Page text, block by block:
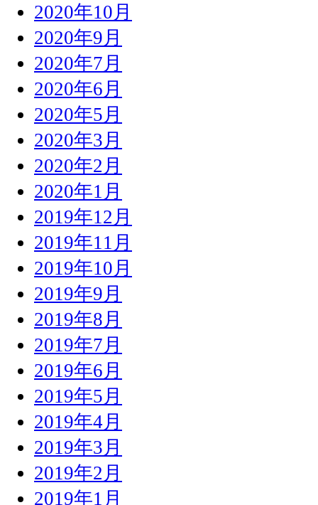
2020年10月
2020年9月
2020年7月
2020年6月
2020年5月
2020年3月
2020年2月
2020年1月
2019年12月
2019年11月
2019年10月
2019年9月
2019年8月
2019年7月
2019年6月
2019年5月
2019年4月
2019年3月
2019年2月
2019年1月